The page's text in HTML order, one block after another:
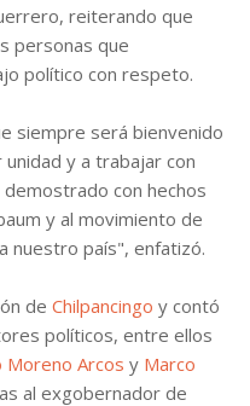
reiterando que
personas que
político con respeto.
siempre será bienvenido
y a trabajar con
con hechos
y al movimiento de
nuestro país", enfatizó.
de Chilpancingo y contó
políticos, entre ellos
Moreno Arcos y Marco
al exgobernador de